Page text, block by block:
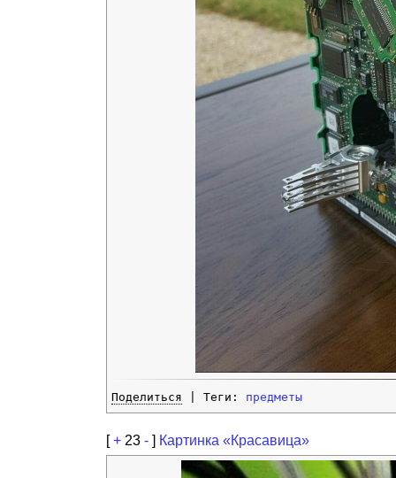
Поделиться | Теги: предметы
[+ 23 - ] Картинка «Красавица»